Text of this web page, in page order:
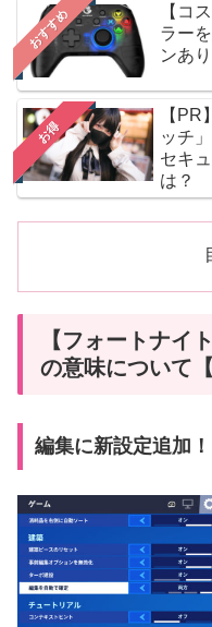
おすすめ
【コ
ラー
ンあ
お得
【
ッチ
セキ
は？
【フォートナイ
の意味について
編集に新設定追加